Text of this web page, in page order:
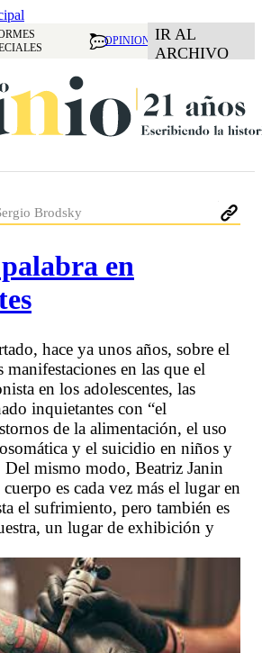
OPINION IR AL
ARCHIVO
Brodsky
en
hace ya unos años, sobre el
en las que el
en los adolescentes, las
inquietantes con “el
de la alimentación, el uso
y el suicidio en niños y
Del mismo modo, Beatriz Janin
es cada vez más el lugar en
el sufrimiento, pero también es
un lugar de exhibición y